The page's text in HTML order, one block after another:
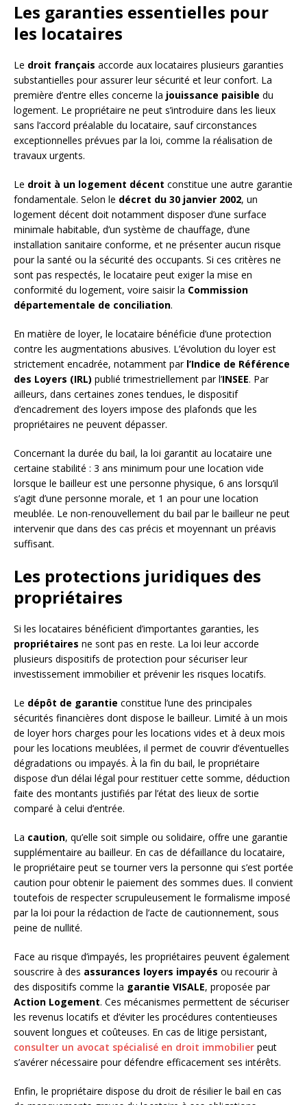
Les garanties essentielles pour
les locataires
Le droit français accorde aux locataires plusieurs garanties
substantielles pour assurer leur sécurité et leur confort. La
première d’entre elles concerne la jouissance paisible du
logement. Le propriétaire ne peut s’introduire dans les lieux
sans l’accord préalable du locataire, sauf circonstances
exceptionnelles prévues par la loi, comme la réalisation de
travaux urgents.
Le droit à un logement décent constitue une autre garantie
fondamentale. Selon le décret du 30 janvier 2002, un
logement décent doit notamment disposer d’une surface
minimale habitable, d’un système de chauffage, d’une
installation sanitaire conforme, et ne présenter aucun risque
pour la santé ou la sécurité des occupants. Si ces critères ne
sont pas respectés, le locataire peut exiger la mise en
conformité du logement, voire saisir la Commission
départementale de conciliation.
En matière de loyer, le locataire bénéficie d’une protection
contre les augmentations abusives. L’évolution du loyer est
strictement encadrée, notamment par l’Indice de Référence
des Loyers (IRL) publié trimestriellement par l’INSEE. Par
ailleurs, dans certaines zones tendues, le dispositif
d’encadrement des loyers impose des plafonds que les
propriétaires ne peuvent dépasser.
Concernant la durée du bail, la loi garantit au locataire une
certaine stabilité : 3 ans minimum pour une location vide
lorsque le bailleur est une personne physique, 6 ans lorsqu’il
s’agit d’une personne morale, et 1 an pour une location
meublée. Le non-renouvellement du bail par le bailleur ne peut
intervenir que dans des cas précis et moyennant un préavis
suffisant.
Les protections juridiques des
propriétaires
Si les locataires bénéficient d’importantes garanties, les
propriétaires ne sont pas en reste. La loi leur accorde
plusieurs dispositifs de protection pour sécuriser leur
investissement immobilier et prévenir les risques locatifs.
Le dépôt de garantie constitue l’une des principales
sécurités financières dont dispose le bailleur. Limité à un mois
de loyer hors charges pour les locations vides et à deux mois
pour les locations meublées, il permet de couvrir d’éventuelles
dégradations ou impayés. À la fin du bail, le propriétaire
dispose d’un délai légal pour restituer cette somme, déduction
faite des montants justifiés par l’état des lieux de sortie
comparé à celui d’entrée.
La caution, qu’elle soit simple ou solidaire, offre une garantie
supplémentaire au bailleur. En cas de défaillance du locataire,
le propriétaire peut se tourner vers la personne qui s’est portée
caution pour obtenir le paiement des sommes dues. Il convient
toutefois de respecter scrupuleusement le formalisme imposé
par la loi pour la rédaction de l’acte de cautionnement, sous
peine de nullité.
Face au risque d’impayés, les propriétaires peuvent également
souscrire à des assurances loyers impayés ou recourir à
des dispositifs comme la garantie VISALE, proposée par
Action Logement. Ces mécanismes permettent de sécuriser
les revenus locatifs et d’éviter les procédures contentieuses
souvent longues et coûteuses. En cas de litige persistant,
consulter un avocat spécialisé en droit immobilier peut
s’avérer nécessaire pour défendre efficacement ses intérêts.
Enfin, le propriétaire dispose du droit de résilier le bail en cas